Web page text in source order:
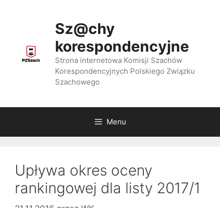
Sz@chy
korespondencyjne
Strona internetowa Komisji Szachów
Korespondencyjnych Polskiego Związku
Szachowego
Menu
Upływa okres oceny
rankingowej dla listy 2017/1